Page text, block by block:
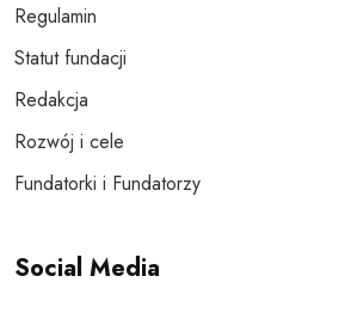
Regulamin
Statut fundacji
Redakcja
Rozwój i cele
Fundatorki i Fundatorzy
Social Media